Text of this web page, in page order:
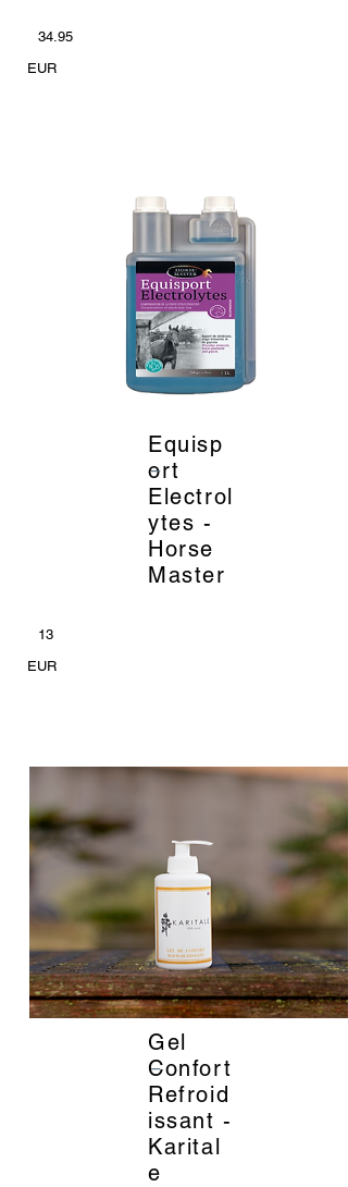
34.95
EUR
Equisp
ort
Electrol
ytes -
Horse
Master
_
13
EUR
Gel
Confort
Refroid
issant -
Karital
e
_